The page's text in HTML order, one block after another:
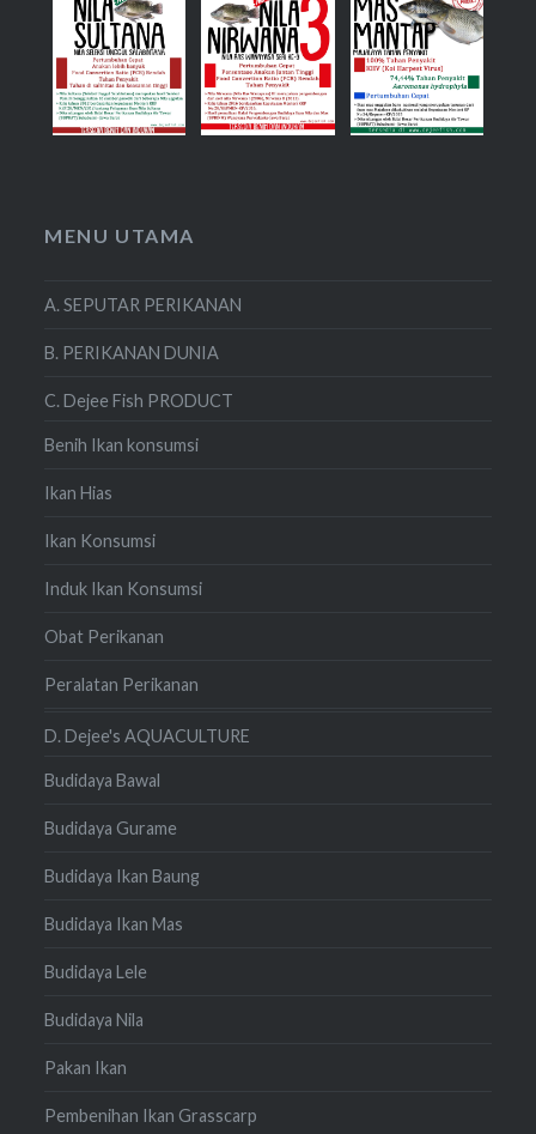
MENU UTAMA
A. SEPUTAR PERIKANAN
B. PERIKANAN DUNIA
C. Dejee Fish PRODUCT
Benih Ikan konsumsi
Ikan Hias
Ikan Konsumsi
Induk Ikan Konsumsi
Obat Perikanan
Peralatan Perikanan
D. Dejee's AQUACULTURE
Budidaya Bawal
Budidaya Gurame
Budidaya Ikan Baung
Budidaya Ikan Mas
Budidaya Lele
Budidaya Nila
Pakan Ikan
Pembenihan Ikan Grasscarp